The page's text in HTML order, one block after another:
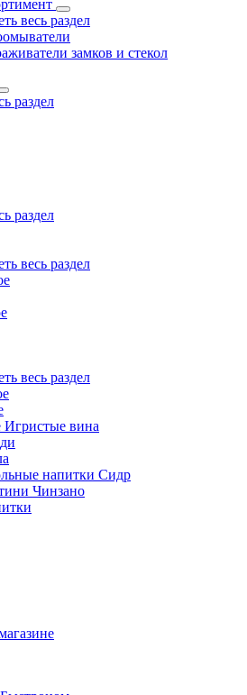
весь раздел
замков и стекол
раздел
раздел
весь раздел
весь раздел
вина
напитки Сидр
Чинзано